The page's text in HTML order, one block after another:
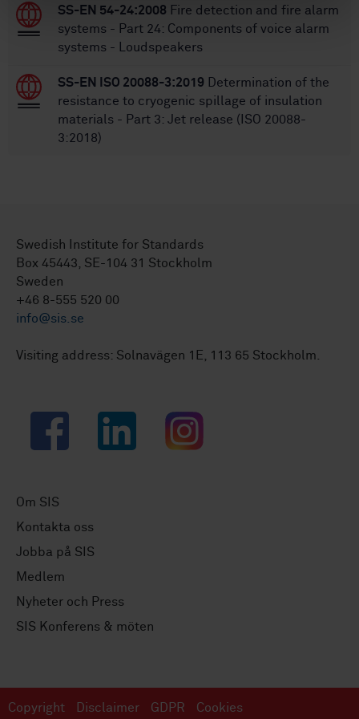
SS-EN 54-24:2008 Fire detection and fire alarm
systems - Part 24: Components of voice alarm
systems - Loudspeakers
SS-EN ISO 20088-3:2019 Determination of the
resistance to cryogenic spillage of insulation
materials - Part 3: Jet release (ISO 20088-
3:2018)
Swedish Institute for Standards
Box 45443, SE-104 31 Stockholm
Sweden
+46 8-555 520 00
info@sis.se
Visiting address: Solnavägen 1E, 113 65 Stockholm.
Facebook LinkedIn Instagram
Om SIS
Kontakta oss
Jobba på SIS
Medlem
Nyheter och Press
SIS Konferens & möten
Copyright Disclaimer GDPR Cookies